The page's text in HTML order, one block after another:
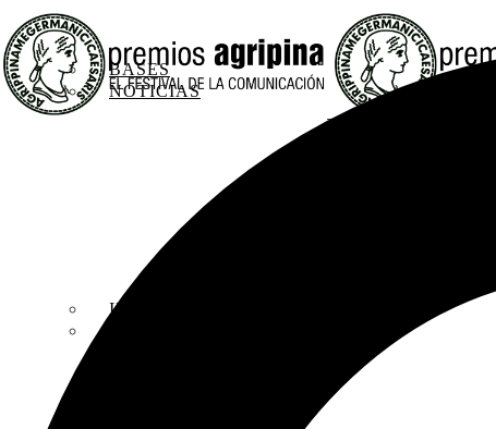
BASES
INSCRIPCIONES
NOTICIAS